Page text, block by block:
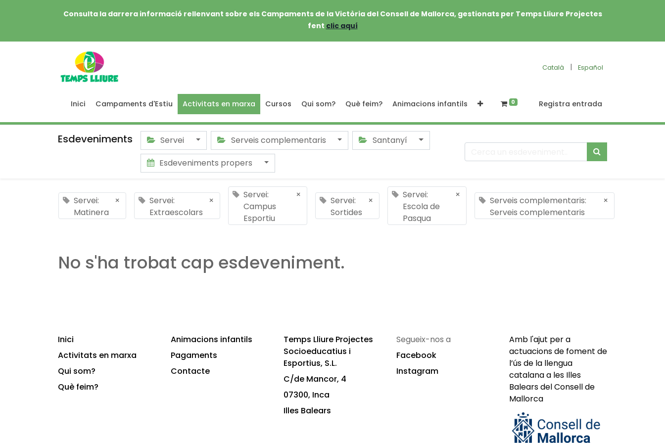
Consulta la darrera informació rellenvant sobre els Campaments de la Victòria del Consell de Mallorca, gestionats per Temps Lliure Projectes
fent clic aquí
Català | Español
Inici Campaments d'Estiu Activitats en marxa Cursos Qui som? Què feim? Animacions infantils 0 Registra entrada
Esdeveniments Servei Serveis complementaris
Santanyí
Esdeveniments propers
Servei:
Matinera
×
Servei:
Extraescolars
×
Servei:
Campus
Esportiu
×
Servei:
Sortides
×
Servei:
Escola de
Pasqua
×
Serveis complementaris:
Serveis complementaris
×
No s'ha trobat cap esdeveniment.
Inici
Activitats en marxa
Qui som?
Què feim?
Animacions infantils
Pagaments
Contacte
Temps Lliure Projectes
Socioeducatius i
Esportius, S.L.
C/de Mancor, 4
07300, Inca
Illes Balears
Segueix-nos a
Facebook
Instagram
Amb l'ajut per a
actuacions de foment de
l’ús de la llengua
catalana a les Illes
Balears del Consell de
Mallorca